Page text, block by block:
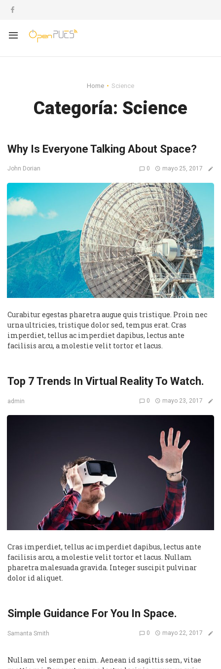
Home Science
Categoría: Science
Why Is Everyone Talking About Space?
John Dorian 0 mayo 25, 2017
Curabitur egestas pharetra augue quis tristique. Proin nec
urna ultricies, tristique dolor sed, tempus erat. Cras
imperdiet, tellus ac imperdiet dapibus, lectus ante
facilisis arcu, a molestie velit tortor et lacus.
Top 7 Trends In Virtual Reality To Watch.
admin 0 mayo 23, 2017
Cras imperdiet, tellus ac imperdiet dapibus, lectus ante
facilisis arcu, a molestie velit tortor et lacus. Nullam
pharetra malesuada gravida. Integer suscipit pulvinar
dolor id aliquet.
Simple Guidance For You In Space.
Samanta Smith 0 mayo 22, 2017
Nullam vel semper enim. Aenean id sagittis sem, vitae